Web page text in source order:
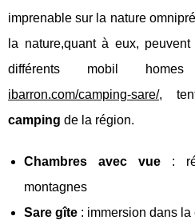
imprenable sur la nature
la nature,quant à eux,
différents mobil
ibarron.com/camping-sare/,
camping de la région.
Chambres avec vue:
montagnes
Sare gîte : immersion dans